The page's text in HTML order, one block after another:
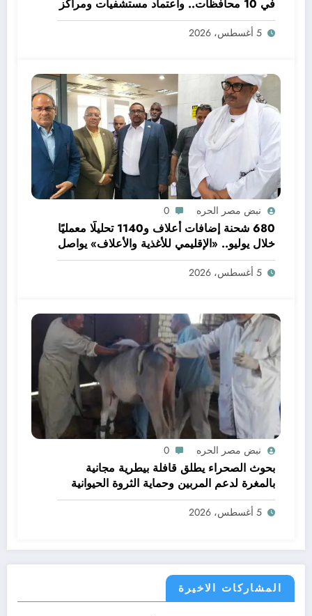
المشاركات الاخيرة
في 10 محافظات.. واعتماد مستشفيات ومراكز
بكفر الشيخ ضمن قرارات اللجنة العليا للاعتماد
5 أغسطس، 2026
نبض مصر الحره 0
680 شحنة إضافات أعلاف و1140 تحليلًا معمليًا
خلال يوليو.. «الإقليمي للأغذية والأعلاف» يواصل
دعم جودة الإنتاج وسلامة الغذاء
5 أغسطس، 2026
نبض مصر الحره 0
بحوث الصحراء يطلق قافلة بيطرية مجانية
بالمغرة لدعم المربين وحماية الثروة الحيوانية
5 أغسطس، 2026